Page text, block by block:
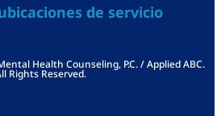
de servicio
Health Counseling, P.C. / Applied ABC.
Rights Reserved.